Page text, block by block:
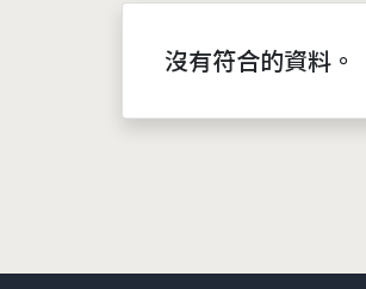
沒有符合的資料。